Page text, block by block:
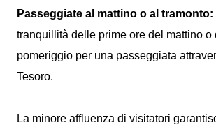
Passeggiate al mattino o al tramonto:
tranquillità delle prime ore del mattino o
pomeriggio per una passeggiata
Tesoro.
La minore affluenza di visitatori